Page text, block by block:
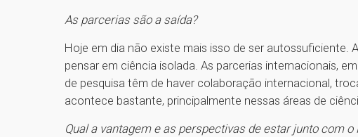
As parcerias são a saída?
Hoje em dia não existe mais isso de ser autossuficiente.
pensar em ciência isolada. As parcerias internacionais,
de pesquisa têm de haver colaboração internacional,
acontece bastante, principalmente nessas áreas de
Qual a vantagem e as perspectivas de estar junto com o